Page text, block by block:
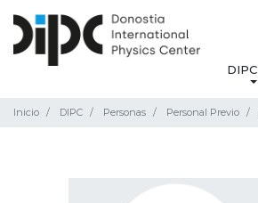
DIPC
Inicio DIPC Personas Personal Previo